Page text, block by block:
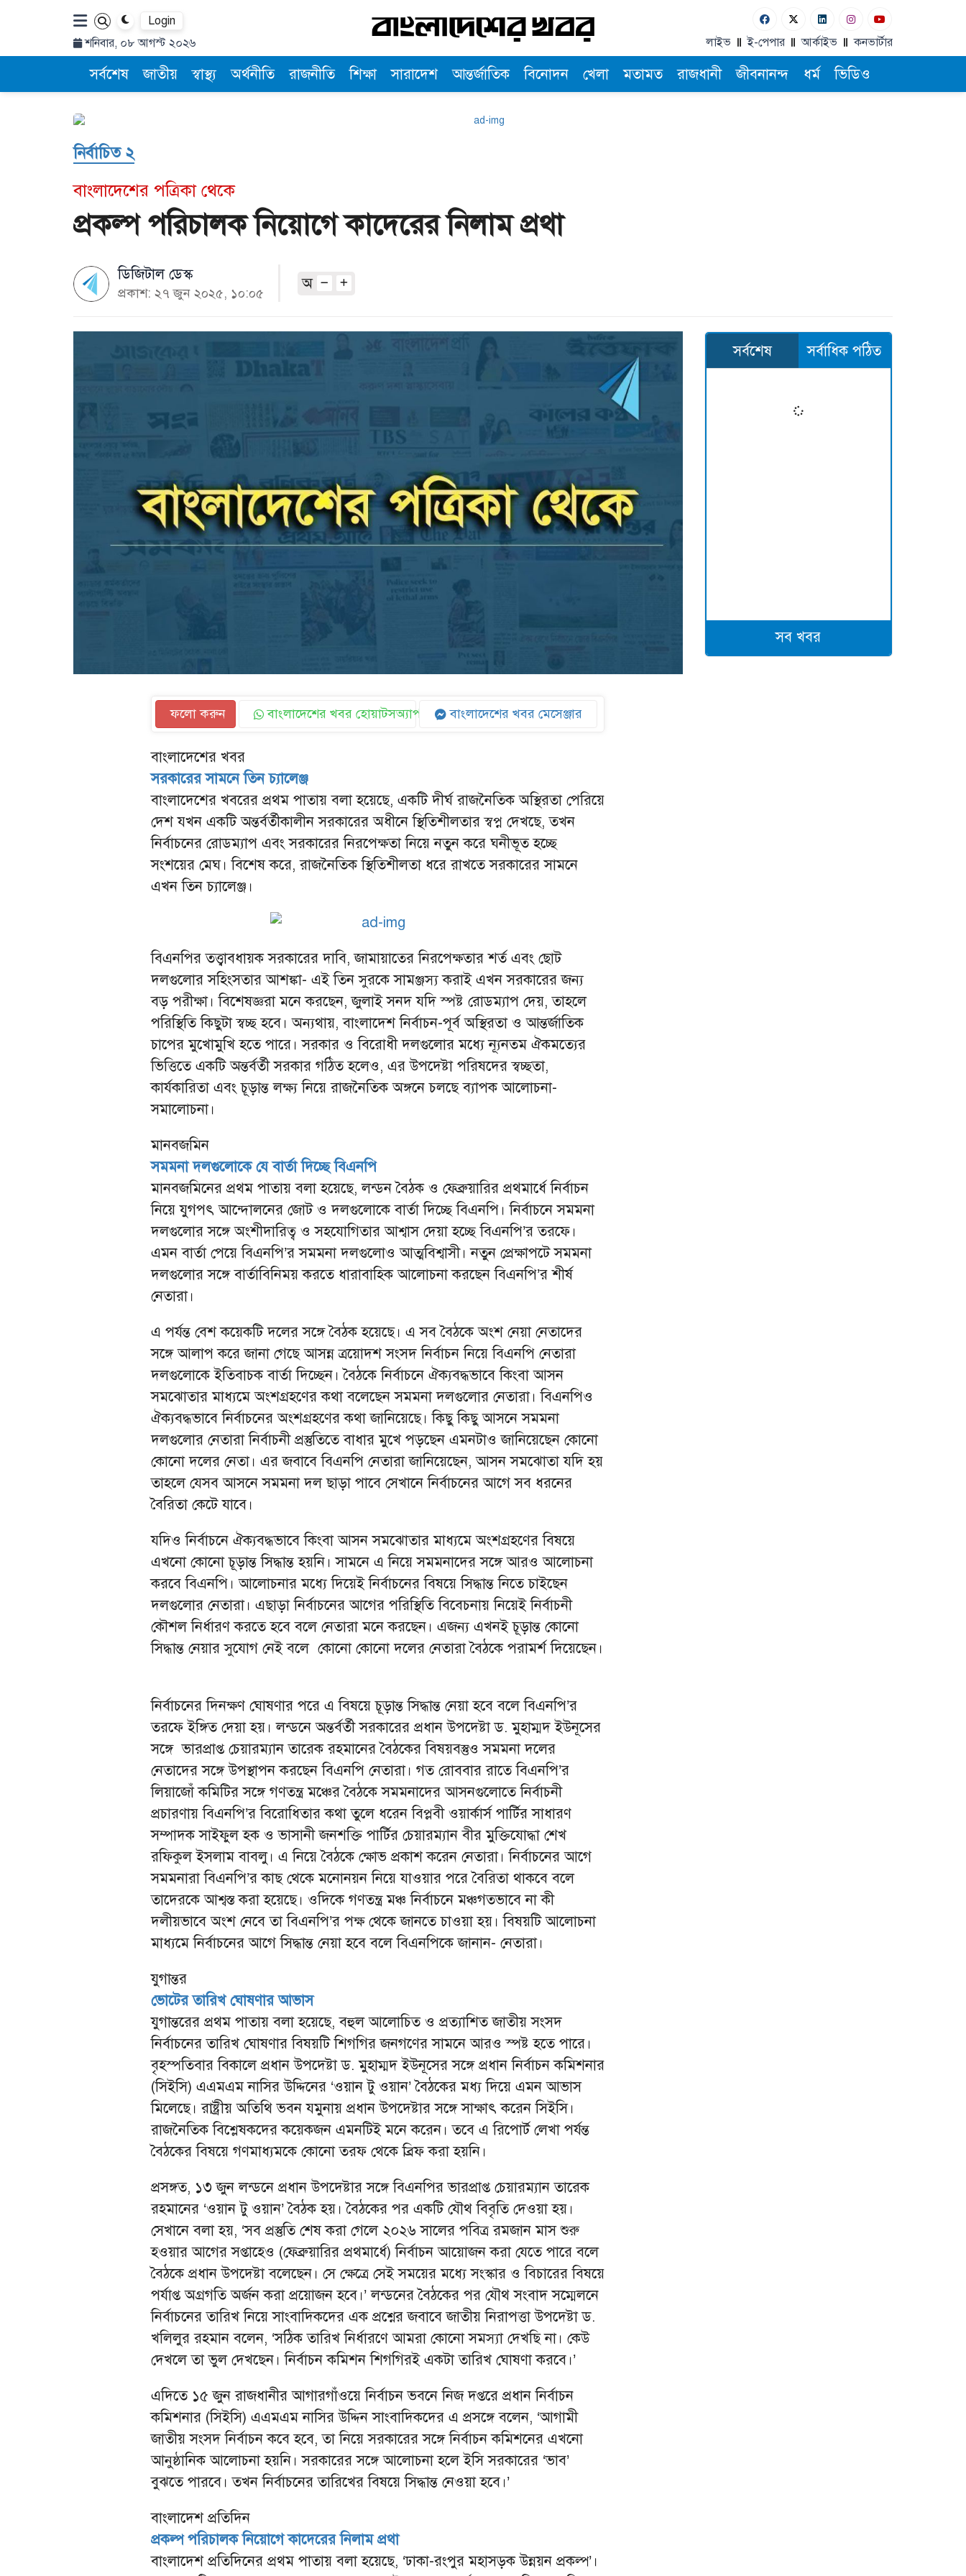
Login
শনিবার, ০৮ আগস্ট ২০২৬
লাইভ ই-পেপার আর্কাইভ কনভার্টার
সর্বশেষ জাতীয় স্বাস্থ্য অর্থনীতি রাজনীতি শিক্ষা সারাদেশ আন্তর্জাতিক বিনোদন খেলা মতামত রাজধানী জীবনানন্দ ধর্ম ভিডিও
নির্বাচিত ২
বাংলাদেশের পত্রিকা থেকে
প্রকল্প পরিচালক নিয়োগে কাদেরের নিলাম প্রথা
ডিজিটাল ডেস্ক
প্রকাশ: ২৭ জুন ২০২৫, ১০:০৫
অ
ফলো করুন বাংলাদেশের খবর হোয়াটসঅ্যাপ বাংলাদেশের খবর মেসেঞ্জার
বাংলাদেশের খবর
সরকারের সামনে তিন চ্যালেঞ্জ
বাংলাদেশের খবরের প্রথম পাতায় বলা হয়েছে, একটি দীর্ঘ রাজনৈতিক অস্থিরতা পেরিয়ে
দেশ যখন একটি অন্তর্বর্তীকালীন সরকারের অধীনে স্থিতিশীলতার স্বপ্ন দেখছে, তখন
নির্বাচনের রোডম্যাপ এবং সরকারের নিরপেক্ষতা নিয়ে নতুন করে ঘনীভূত হচ্ছে
সংশয়ের মেঘ। বিশেষ করে, রাজনৈতিক স্থিতিশীলতা ধরে রাখতে সরকারের সামনে
এখন তিন চ্যালেঞ্জ।
বিএনপির তত্ত্বাবধায়ক সরকারের দাবি, জামায়াতের নিরপেক্ষতার শর্ত এবং ছোট
দলগুলোর সহিংসতার আশঙ্কা- এই তিন সুরকে সামঞ্জস্য করাই এখন সরকারের জন্য
বড় পরীক্ষা। বিশেষজ্ঞরা মনে করছেন, জুলাই সনদ যদি স্পষ্ট রোডম্যাপ দেয়, তাহলে
পরিস্থিতি কিছুটা স্বচ্ছ হবে। অন্যথায়, বাংলাদেশ নির্বাচন-পূর্ব অস্থিরতা ও আন্তর্জাতিক
চাপের মুখোমুখি হতে পারে। সরকার ও বিরোধী দলগুলোর মধ্যে ন্যূনতম ঐকমত্যের
ভিত্তিতে একটি অন্তর্বর্তী সরকার গঠিত হলেও, এর উপদেষ্টা পরিষদের স্বচ্ছতা,
কার্যকারিতা এবং চূড়ান্ত লক্ষ্য নিয়ে রাজনৈতিক অঙ্গনে চলছে ব্যাপক আলোচনা-
সমালোচনা।
মানবজমিন
সমমনা দলগুলোকে যে বার্তা দিচ্ছে বিএনপি
মানবজমিনের প্রথম পাতায় বলা হয়েছে, লন্ডন বৈঠক ও ফেব্রুয়ারির প্রথমার্ধে নির্বাচন
নিয়ে যুগপৎ আন্দোলনের জোট ও দলগুলোকে বার্তা দিচ্ছে বিএনপি। নির্বাচনে সমমনা
দলগুলোর সঙ্গে অংশীদারিত্ব ও সহযোগিতার আশ্বাস দেয়া হচ্ছে বিএনপি’র তরফে।
এমন বার্তা পেয়ে বিএনপি’র সমমনা দলগুলোও আত্মবিশ্বাসী। নতুন প্রেক্ষাপটে সমমনা
দলগুলোর সঙ্গে বার্তাবিনিময় করতে ধারাবাহিক আলোচনা করছেন বিএনপি’র শীর্ষ
নেতারা।
এ পর্যন্ত বেশ কয়েকটি দলের সঙ্গে বৈঠক হয়েছে। এ সব বৈঠকে অংশ নেয়া নেতাদের
সঙ্গে আলাপ করে জানা গেছে আসন্ন ত্রয়োদশ সংসদ নির্বাচন নিয়ে বিএনপি নেতারা
দলগুলোকে ইতিবাচক বার্তা দিচ্ছেন। বৈঠকে নির্বাচনে ঐক্যবদ্ধভাবে কিংবা আসন
সমঝোতার মাধ্যমে অংশগ্রহণের কথা বলেছেন সমমনা দলগুলোর নেতারা। বিএনপিও
ঐক্যবদ্ধভাবে নির্বাচনের অংশগ্রহণের কথা জানিয়েছে। কিছু কিছু আসনে সমমনা
দলগুলোর নেতারা নির্বাচনী প্রস্তুতিতে বাধার মুখে পড়ছেন এমনটাও জানিয়েছেন কোনো
কোনো দলের নেতা। এর জবাবে বিএনপি নেতারা জানিয়েছেন, আসন সমঝোতা যদি হয়
তাহলে যেসব আসনে সমমনা দল ছাড়া পাবে সেখানে নির্বাচনের আগে সব ধরনের
বৈরিতা কেটে যাবে।
যদিও নির্বাচনে ঐক্যবদ্ধভাবে কিংবা আসন সমঝোতার মাধ্যমে অংশগ্রহণের বিষয়ে
এখনো কোনো চূড়ান্ত সিদ্ধান্ত হয়নি। সামনে এ নিয়ে সমমনাদের সঙ্গে আরও আলোচনা
করবে বিএনপি। আলোচনার মধ্যে দিয়েই নির্বাচনের বিষয়ে সিদ্ধান্ত নিতে চাইছেন
দলগুলোর নেতারা। এছাড়া নির্বাচনের আগের পরিস্থিতি বিবেচনায় নিয়েই নির্বাচনী
কৌশল নির্ধারণ করতে হবে বলে নেতারা মনে করছেন। এজন্য এখনই চূড়ান্ত কোনো
সিদ্ধান্ত নেয়ার সুযোগ নেই বলে কোনো কোনো দলের নেতারা বৈঠকে পরামর্শ দিয়েছেন।
নির্বাচনের দিনক্ষণ ঘোষণার পরে এ বিষয়ে চূড়ান্ত সিদ্ধান্ত নেয়া হবে বলে বিএনপি’র
তরফে ইঙ্গিত দেয়া হয়। লন্ডনে অন্তর্বর্তী সরকারের প্রধান উপদেষ্টা ড. মুহাম্মদ ইউনূসের
সঙ্গে ভারপ্রাপ্ত চেয়ারম্যান তারেক রহমানের বৈঠকের বিষয়বস্তুও সমমনা দলের
নেতাদের সঙ্গে উপস্থাপন করছেন বিএনপি নেতারা। গত রোববার রাতে বিএনপি’র
লিয়াজোঁ কমিটির সঙ্গে গণতন্ত্র মঞ্চের বৈঠকে সমমনাদের আসনগুলোতে নির্বাচনী
প্রচারণায় বিএনপি’র বিরোধিতার কথা তুলে ধরেন বিপ্লবী ওয়ার্কার্স পার্টির সাধারণ
সম্পাদক সাইফুল হক ও ভাসানী জনশক্তি পার্টির চেয়ারম্যান বীর মুক্তিযোদ্ধা শেখ
রফিকুল ইসলাম বাবলু। এ নিয়ে বৈঠকে ক্ষোভ প্রকাশ করেন নেতারা। নির্বাচনের আগে
সমমনারা বিএনপি’র কাছ থেকে মনোনয়ন নিয়ে যাওয়ার পরে বৈরিতা থাকবে বলে
তাদেরকে আশ্বস্ত করা হয়েছে। ওদিকে গণতন্ত্র মঞ্চ নির্বাচনে মঞ্চগতভাবে না কী
দলীয়ভাবে অংশ নেবে তা বিএনপি’র পক্ষ থেকে জানতে চাওয়া হয়। বিষয়টি আলোচনা
মাধ্যমে নির্বাচনের আগে সিদ্ধান্ত নেয়া হবে বলে বিএনপিকে জানান- নেতারা।
যুগান্তর
ভোটের তারিখ ঘোষণার আভাস
যুগান্তরের প্রথম পাতায় বলা হয়েছে, বহুল আলোচিত ও প্রত্যাশিত জাতীয় সংসদ
নির্বাচনের তারিখ ঘোষণার বিষয়টি শিগগির জনগণের সামনে আরও স্পষ্ট হতে পারে।
বৃহস্পতিবার বিকালে প্রধান উপদেষ্টা ড. মুহাম্মদ ইউনূসের সঙ্গে প্রধান নির্বাচন কমিশনার
(সিইসি) এএমএম নাসির উদ্দিনের ‘ওয়ান টু ওয়ান’ বৈঠকের মধ্য দিয়ে এমন আভাস
মিলেছে। রাষ্ট্রীয় অতিথি ভবন যমুনায় প্রধান উপদেষ্টার সঙ্গে সাক্ষাৎ করেন সিইসি।
রাজনৈতিক বিশ্লেষকদের কয়েকজন এমনটিই মনে করেন। তবে এ রিপোর্ট লেখা পর্যন্ত
বৈঠকের বিষয়ে গণমাধ্যমকে কোনো তরফ থেকে ব্রিফ করা হয়নি।
প্রসঙ্গত, ১৩ জুন লন্ডনে প্রধান উপদেষ্টার সঙ্গে বিএনপির ভারপ্রাপ্ত চেয়ারম্যান তারেক
রহমানের ‘ওয়ান টু ওয়ান’ বৈঠক হয়। বৈঠকের পর একটি যৌথ বিবৃতি দেওয়া হয়।
সেখানে বলা হয়, ‘সব প্রস্তুতি শেষ করা গেলে ২০২৬ সালের পবিত্র রমজান মাস শুরু
হওয়ার আগের সপ্তাহেও (ফেব্রুয়ারির প্রথমার্ধে) নির্বাচন আয়োজন করা যেতে পারে বলে
বৈঠকে প্রধান উপদেষ্টা বলেছেন। সে ক্ষেত্রে সেই সময়ের মধ্যে সংস্কার ও বিচারের বিষয়ে
পর্যাপ্ত অগ্রগতি অর্জন করা প্রয়োজন হবে।’ লন্ডনের বৈঠকের পর যৌথ সংবাদ সম্মেলনে
নির্বাচনের তারিখ নিয়ে সাংবাদিকদের এক প্রশ্নের জবাবে জাতীয় নিরাপত্তা উপদেষ্টা ড.
খলিলুর রহমান বলেন, ‘সঠিক তারিখ নির্ধারণে আমরা কোনো সমস্যা দেখছি না। কেউ
দেখলে তা ভুল দেখছেন। নির্বাচন কমিশন শিগগিরই একটা তারিখ ঘোষণা করবে।’
এদিতে ১৫ জুন রাজধানীর আগারগাঁওয়ে নির্বাচন ভবনে নিজ দপ্তরে প্রধান নির্বাচন
কমিশনার (সিইসি) এএমএম নাসির উদ্দিন সাংবাদিকদের এ প্রসঙ্গে বলেন, ‘আগামী
জাতীয় সংসদ নির্বাচন কবে হবে, তা নিয়ে সরকারের সঙ্গে নির্বাচন কমিশনের এখনো
আনুষ্ঠানিক আলোচনা হয়নি। সরকারের সঙ্গে আলোচনা হলে ইসি সরকারের ‘ভাব’
বুঝতে পারবে। তখন নির্বাচনের তারিখের বিষয়ে সিদ্ধান্ত নেওয়া হবে।’
বাংলাদেশ প্রতিদিন
প্রকল্প পরিচালক নিয়োগে কাদেরের নিলাম প্রথা
বাংলাদেশ প্রতিদিনের প্রথম পাতায় বলা হয়েছে, ‘ঢাকা-রংপুর মহাসড়ক উন্নয়ন প্রকল্প’।
সর্বশেষ সর্বাধিক পঠিত
সব খবর